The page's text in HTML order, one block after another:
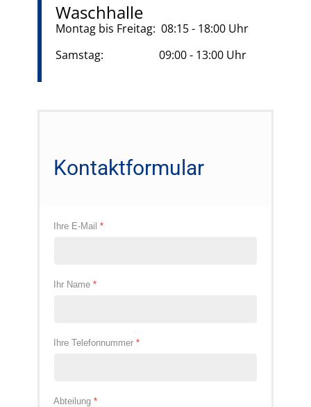
Waschhalle
Montag bis Freitag: 08:15 - 18:00 Uhr
Samstag: 09:00 - 13:00 Uhr
Kontaktformular
Ihre E-Mail *
Ihr Name *
Ihre Telefonnummer *
Abteilung *